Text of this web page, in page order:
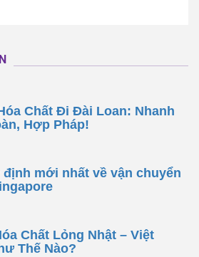
Chất Đi Đài Loan: Nhanh
Hợp Pháp!
định mới nhất về vận chuyển
Chất Lỏng Nhật – Việt
Thế Nào?